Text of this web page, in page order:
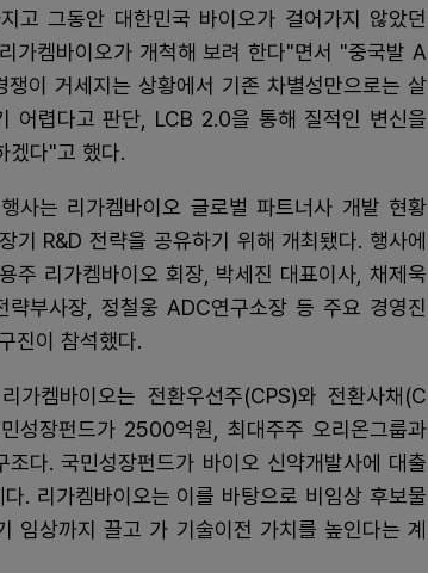
고 그동안 대한민국 바이오가 걸어가지 않았던
가켐바이오가 개척해 보려 한다"면서 "중국발 A
쟁이 거세지는 상황에서 기존 차별성만으로는 살
어렵다고 판단, LCB 2.0을 통해 질적인 변신을
겠다"고 했다.
사는 리가켐바이오 글로벌 파트너사 개발 현황
기 R&D 전략을 공유하기 위해 개최됐다. 행사에
주 리가켐바이오 회장, 박세진 대표이사, 채제욱
략부사장, 정철웅 ADC연구소장 등 주요 경영진
진이 참석했다.
가켐바이오는 전환우선주(CPS)와 전환사채(C
성장펀드가 2500억원, 최대주주 오리온그룹과
다. 국민성장펀드가 바이오 신약개발사에 대출
. 리가켐바이오는 이를 바탕으로 비임상 후보물
임상까지 끌고 가 기술이전 가치를 높인다는 계